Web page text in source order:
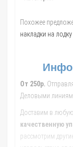
Похожее
накладки на
От 250р.
Деловыми
Доставим в любую
качественную
рассмотрим